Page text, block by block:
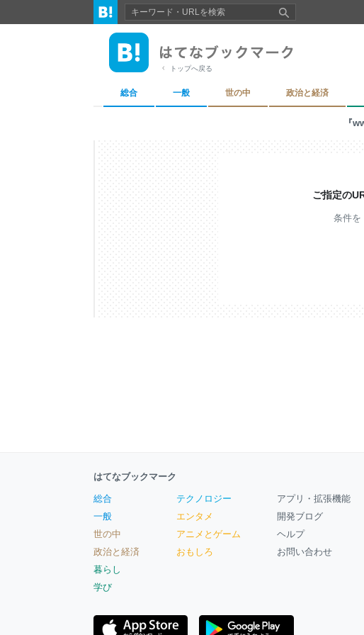
トップへ戻る
総合 一般 世の中 政治と経済
『
ご指定の
条件を
はてなブックマーク
総合
一般
世の中
政治と経済
暮らし
学び
テクノロジー
エンタメ
アニメとゲーム
おもしろ
アプリ・拡張機能
開発ブログ
ヘルプ
お問い合わせ